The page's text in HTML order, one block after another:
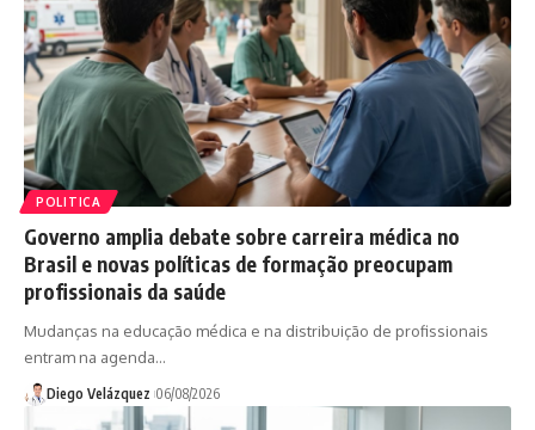
POLITICA
Governo amplia debate sobre carreira médica no
Brasil e novas políticas de formação preocupam
profissionais da saúde
Mudanças na educação médica e na distribuição de profissionais
entram na agenda…
Diego Velázquez 06/08/2026